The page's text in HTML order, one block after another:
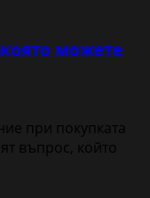
можете
при покупката
въпрос, който